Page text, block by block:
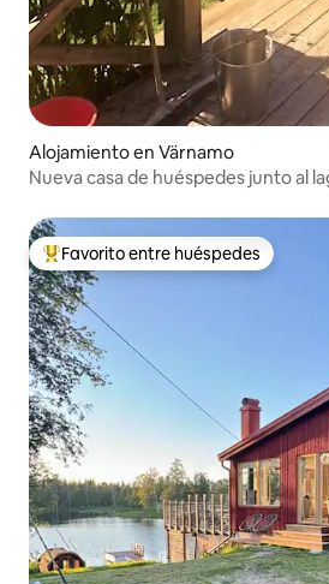
Alojamiento en Värnamo
Nueva casa de huéspedes junto al
Favorito entre huéspedes preferido
Favorito entre huéspedes